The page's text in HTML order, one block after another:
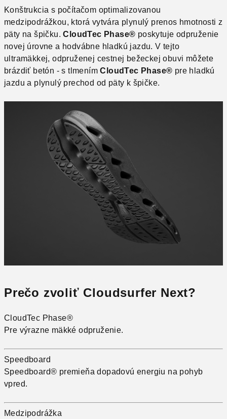
Konštrukcia s počítačom optimalizovanou
medzipodrážkou, ktorá vytvára plynulý prenos hmotnosti z
päty na špičku.CloudTec Phase® poskytuje odpruženie
novej úrovne a hodvábne hladkú jazdu. V tejto
ultramäkkej, odpruženej cestnej bežeckej obuvi môžete
brázdiť betón - s tlmenímCloudTec Phase® pre hladkú
jazdu a plynulý prechod od päty k špičke.
Prečo zvoliť Cloudsurfer Next?
CloudTec Phase®
Pre výrazne mäkké odpruženie.
Speedboard
Speedboard® premieňa dopadovú energiu na pohyb
vpred.
Medzipodrážka